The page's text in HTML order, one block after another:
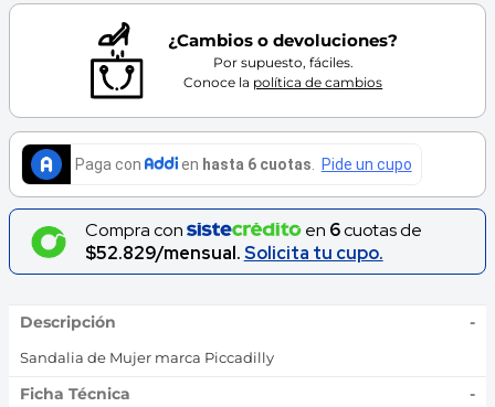
¿Cambios o devoluciones?
Por supuesto, fáciles.
Conoce la política de cambios
Compra con en 6cuotas de
$52.829/mensual.Solicita tu cupo.
Descripción -
Sandalia de Mujer marca Piccadilly
Ficha Técnica -